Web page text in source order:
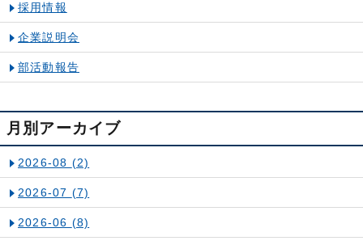
採用情報
企業説明会
部活動報告
月別アーカイブ
2026-08 (2)
2026-07 (7)
2026-06 (8)